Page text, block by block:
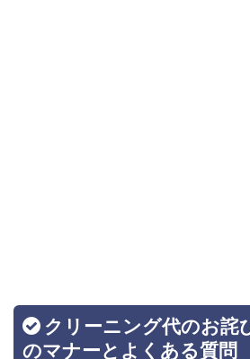
クリーニング代のお詫
のマナーとよくある質問